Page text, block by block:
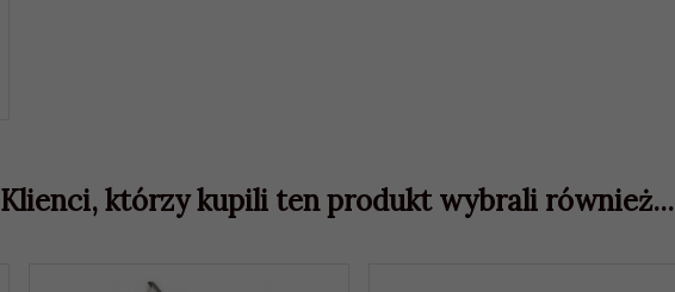
Klienci, którzy kupili ten produkt wybrali również...